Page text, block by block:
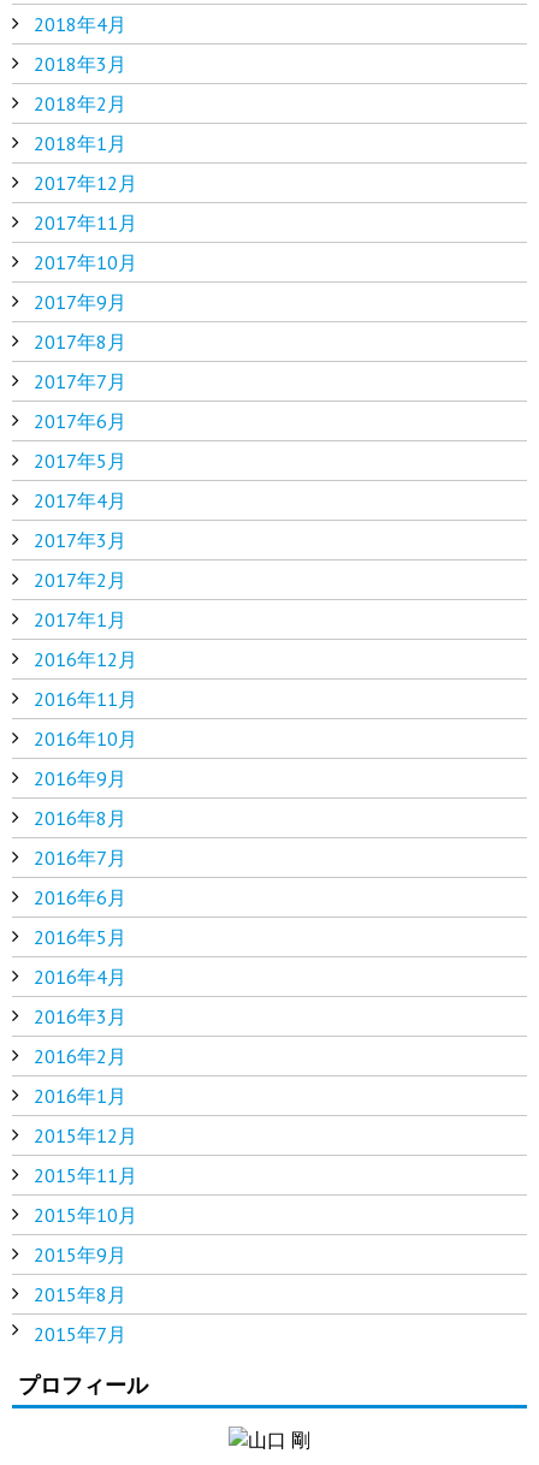
2018年4月
2018年3月
2018年2月
2018年1月
2017年12月
2017年11月
2017年10月
2017年9月
2017年8月
2017年7月
2017年6月
2017年5月
2017年4月
2017年3月
2017年2月
2017年1月
2016年12月
2016年11月
2016年10月
2016年9月
2016年8月
2016年7月
2016年6月
2016年5月
2016年4月
2016年3月
2016年2月
2016年1月
2015年12月
2015年11月
2015年10月
2015年9月
2015年8月
2015年7月
プロフィール